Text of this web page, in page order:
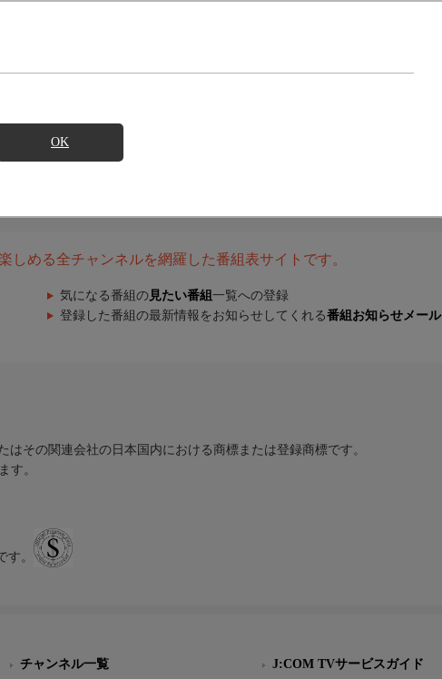
OK
しめる全チャンネルを網羅した番組表サイトです。
気になる番組の 見たい番組 一覧への登録
登録した番組の最新情報をお知らせしてくれる番組お知らせメール
その関連会社の日本国内における商標または登録商標です。
す。
。
チャンネル一覧
J:COM TVサービスガイド